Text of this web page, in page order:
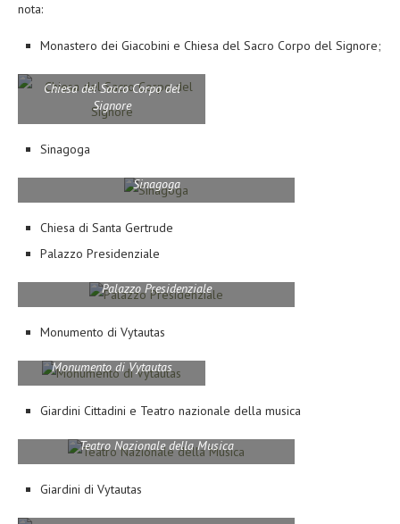
nota:
Monastero dei Giacobini e Chiesa del Sacro Corpo del Signore;
Chiesa del Sacro Corpo del
Signore
Sinagoga
Sinagoga
Chiesa di Santa Gertrude
Palazzo Presidenziale
Palazzo Presidenziale
Monumento di Vytautas
Monumento di Vytautas
Giardini Cittadini e Teatro nazionale della musica
Teatro Nazionale della Musica
Giardini di Vytautas